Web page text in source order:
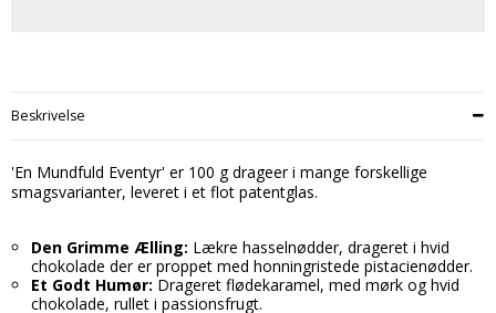
Beskrivelse
'En Mundfuld Eventyr' er 100 g drageer i mange forskellige
smagsvarianter, leveret i et flot patentglas.
Den Grimme Ælling: Lækre hasselnødder, drageret i hvid
chokolade der er proppet med honningristede pistacienødder.
Et Godt Humør: Drageret flødekaramel, med mørk og hvid
chokolade, rullet i passionsfrugt.